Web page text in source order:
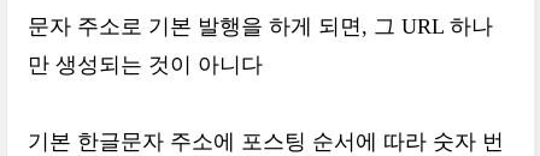
문자 주소로 기본 발행을 하게 되면, 그 URL 하나
만 생성되는 것이 아니다
기본 한글문자 주소에 포스팅 순서에 따라 숫자 번